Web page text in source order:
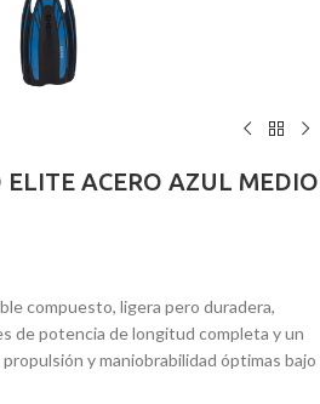
ACERO AZUL MEDIO
compuesto, ligera pero duradera,
de potencia de longitud completa y un
y maniobrabilidad óptimas bajo